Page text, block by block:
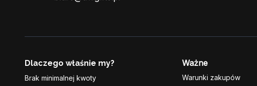
Dlaczego właśnie my?
Brak minimalnej kwoty
Ważne
Warunki zakupów